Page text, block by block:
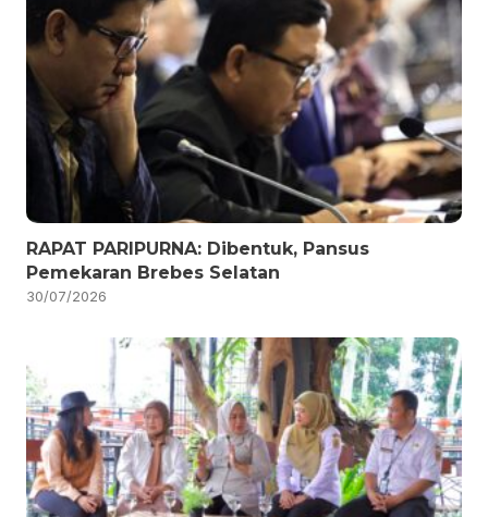
RAPAT PARIPURNA: Dibentuk, Pansus
Pemekaran Brebes Selatan
30/07/2026